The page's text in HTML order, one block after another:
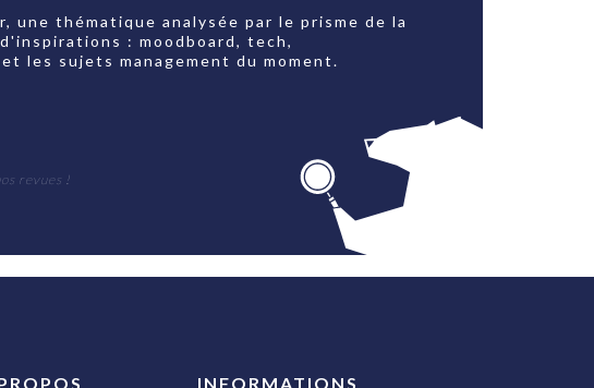
une thématique analysée par le prisme de la
: moodboard, tech,
les sujets management du moment.
revues !
INFORMATIONS